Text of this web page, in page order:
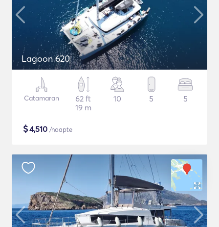
Lagoon 620
Catamaran
62 ft
19 m
10 5 5
$4,510 /noapte